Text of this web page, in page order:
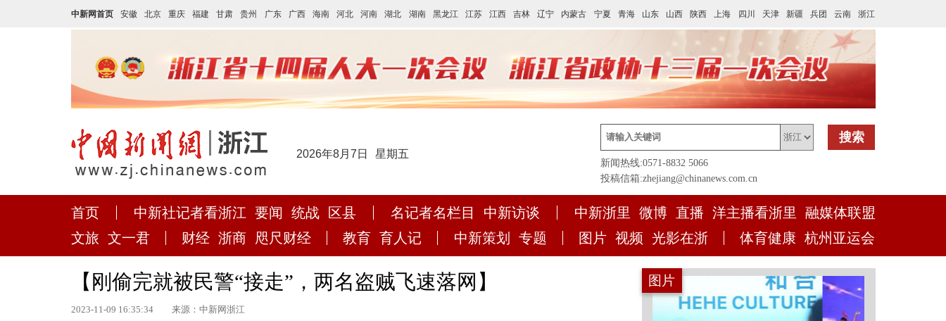
中新网首页 安徽 北京 重庆 福建 甘肃 贵州 广东 广西 海南 河北 河南 湖北 湖南 黑龙江 江苏 江西 吉林 辽宁 内蒙古 宁夏 青海 山东 山西 陕西 上海 四川 天津 新疆 兵团 云南 浙江
2026年8月7日 星期五
搜索
新闻热线:0571-8832 5066
投稿信箱:zhejiang@chinanews.com.cn
首页 中新社记者看浙江 要闻 统战 区县 名记者名栏目 中新访谈 中新浙里 微博 直播 洋主播看浙里
融媒体联盟
文旅 文一君 财经 浙商 咫尺财经 教育 育人记 中新策划 专题 图片 视频 光影在浙 体育健康 杭州亚运会
【刚偷完就被民警“接走”，两名盗贼飞速落网】
2023-11-09 16:35:34 来源：中新网浙江
图片